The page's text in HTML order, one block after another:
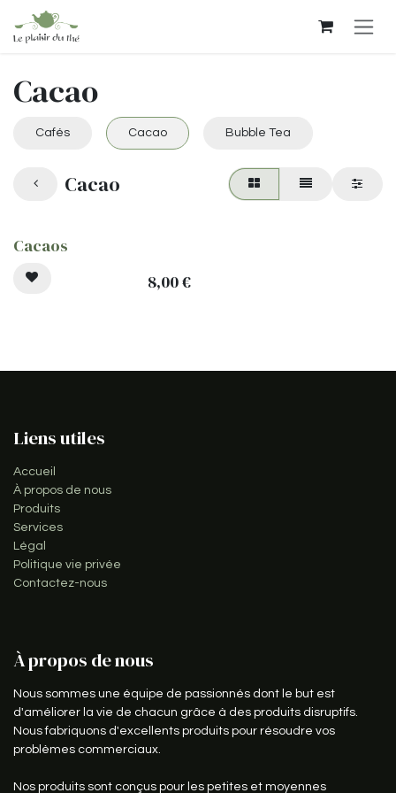
Se rendre au contenu
Cacao
Cafés Cacao Bubble Tea
Cacao
Cacaos
8,00€
Liens utiles
Accueil
À propos de nous
Produits
Services
Légal
Politique vie privée
Contactez-nous
À propos de nous
Nous sommes une équipe de passionnés dont le but est
d'améliorer la vie de chacun grâce à des produits disruptifs.
Nous fabriquons d'excellents produits pour résoudre vos
problèmes commerciaux.
Nos produits sont conçus pour les petites et moyennes